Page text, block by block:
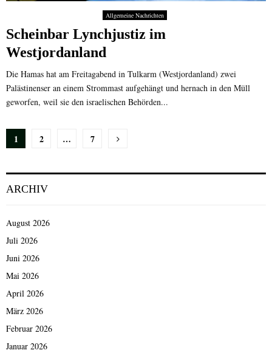
Allgemeine Nachrichten
Scheinbar Lynchjustiz im
Westjordanland
Die Hamas hat am Freitagabend in Tulkarm (Westjordanland) zwei
Palästinenser an einem Strommast aufgehängt und hernach in den Müll
geworfen, weil sie den israelischen Behörden...
Seitennummerierung
Beiträge
1 2 … 7
ARCHIV
August 2026
Juli 2026
Juni 2026
Mai 2026
April 2026
März 2026
Februar 2026
Januar 2026